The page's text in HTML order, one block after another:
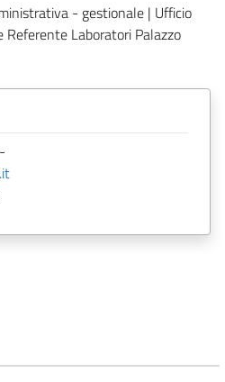
- gestionale | Ufficio
Referente Laboratori Palazzo